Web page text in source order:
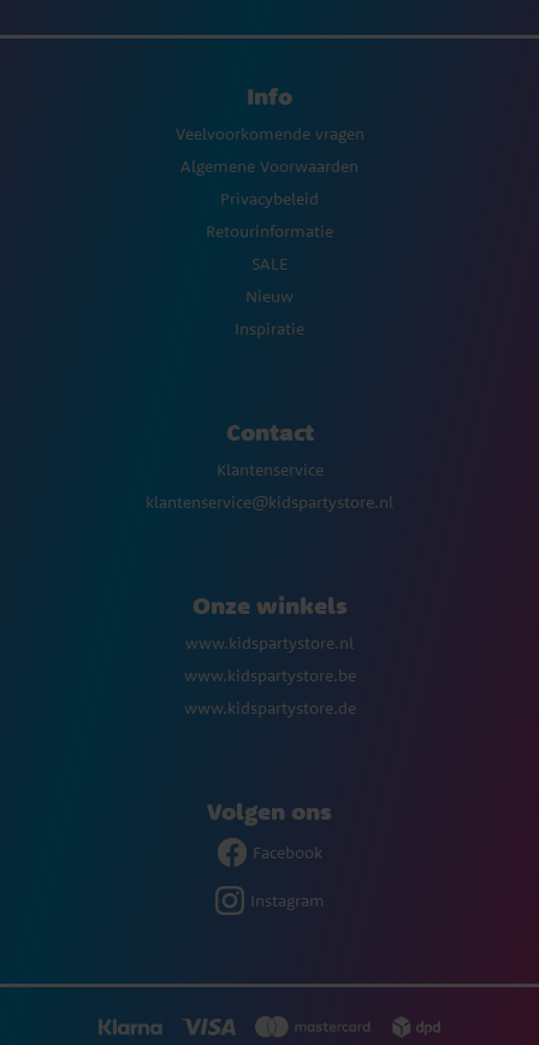
Info
Veelvoorkomende vragen
Algemene Voorwaarden
Privacybeleid
Retourinformatie
SALE
Nieuw
Inspiratie
Contact
Klantenservice
klantenservice@kidspartystore.nl
Onze winkels
www.kidspartystore.nl
www.kidspartystore.be
www.kidspartystore.de
Volgen ons
Facebook
Instagram